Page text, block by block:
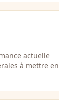
actuelle
à mettre en